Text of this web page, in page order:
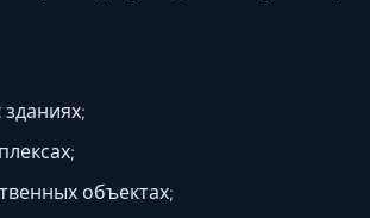
объектах;